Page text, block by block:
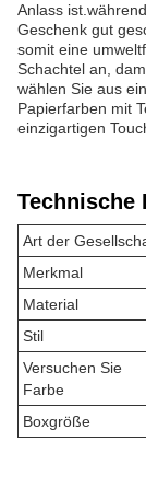
Anlass
Geschenk gut
somit eine
Schachtel an,
wählen Sie aus
Papierfarben mit
einzigartigen
Technische
Art der
Merkmal
Material
Stil
Versuchen Sie
Farbe
Boxgröße